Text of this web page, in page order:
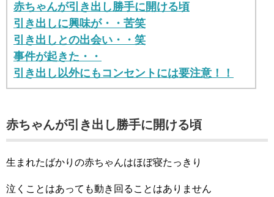
赤ちゃんが引き出し勝手に開ける頃
引き出しに興味が・・苦笑
引き出しとの出会い・・笑
事件が起きた・・
引き出し以外にもコンセントには要注意！！
赤ちゃんが引き出し勝手に開ける頃
生まれたばかりの赤ちゃんはほぼ寝たっきり
泣くことはあっても動き回ることはありません